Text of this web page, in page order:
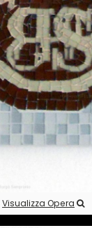
Visualizza Opera